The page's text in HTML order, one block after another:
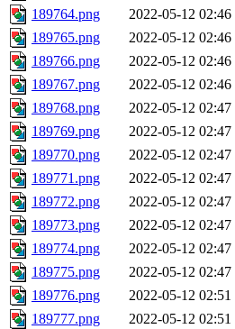
189764.png
2022-05-12 02:46
189765.png
2022-05-12 02:46
189766.png
2022-05-12 02:46
189767.png
2022-05-12 02:46
189768.png
2022-05-12 02:47
189769.png
2022-05-12 02:47
189770.png
2022-05-12 02:47
189771.png
2022-05-12 02:47
189772.png
2022-05-12 02:47
189773.png
2022-05-12 02:47
189774.png
2022-05-12 02:47
189775.png
2022-05-12 02:47
189776.png
2022-05-12 02:51
189777.png
2022-05-12 02:51